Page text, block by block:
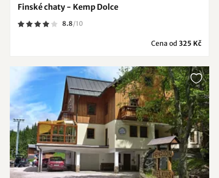
Finské chaty - Kemp Dolce
8.8/10
Cena od 325 Kč